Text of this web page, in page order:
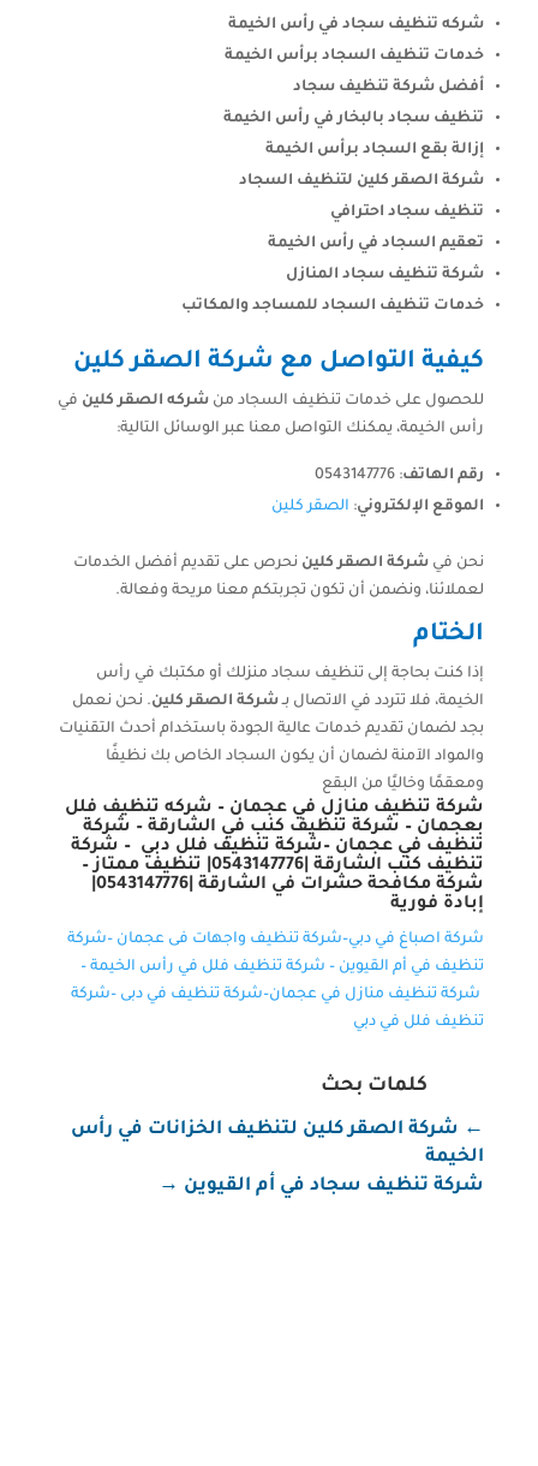
شركه تنظيف سجاد في رأس الخيمة
خدمات تنظيف السجاد برأس الخيمة
أفضل شركة تنظيف سجاد
تنظيف سجاد بالبخار في رأس الخيمة
إزالة بقع السجاد برأس الخيمة
شركة الصقر كلين لتنظيف السجاد
تنظيف سجاد احترافي
تعقيم السجاد في رأس الخيمة
شركة تنظيف سجاد المنازل
خدمات تنظيف السجاد للمساجد والمكاتب
كيفية التواصل مع شركة الصقر كلين
للحصول على خدمات تنظيف السجاد من شركه الصقر كلين في
رأس الخيمة، يمكنك التواصل معنا عبر الوسائل التالية:
رقم الهاتف: 0543147776
الموقع الإلكتروني: الصقر كلين
نحن في شركة الصقر كلين نحرص على تقديم أفضل الخدمات
لعملائنا، ونضمن أن تكون تجربتكم معنا مريحة وفعالة.
الختام
إذا كنت بحاجة إلى تنظيف سجاد منزلك أو مكتبك في رأس
الخيمة، فلا تتردد في الاتصال بـشركة الصقر كلين. نحن نعمل
بجد لضمان تقديم خدمات عالية الجودة باستخدام أحدث التقنيات
والمواد الآمنة لضمان أن يكون السجاد الخاص بك نظيفًا
ومعقمًا وخاليًا من البقع
شركة تنظيف منازل في عجمان – شركه تنظيف فلل
بعجمان – شركة تنظيف كنب في الشارقة– شركة
تنظيف في عجمان –شركة تنظيف فلل دبي – شركة
تنظيف كنب الشارقة |0543147776| تنظيف ممتاز
–
شركة مكافحة حشرات في الشارقة |0543147776|
إبادة فورية
شركة اصباغ في دبي–شركة تنظيف واجهات فى عجمان –شركة
تنظيف في أم القيوين – شركة تنظيف فلل في رأس الخيمة–
شركة تنظيف منازل في عجمان–شركة تنظيف في دبى –شركة
تنظيف فلل في دبي
كلمات بحث
← شركة الصقر كلين لتنظيف الخزانات في رأس
الخيمة
شركة تنظيف سجاد في أم القيوين →